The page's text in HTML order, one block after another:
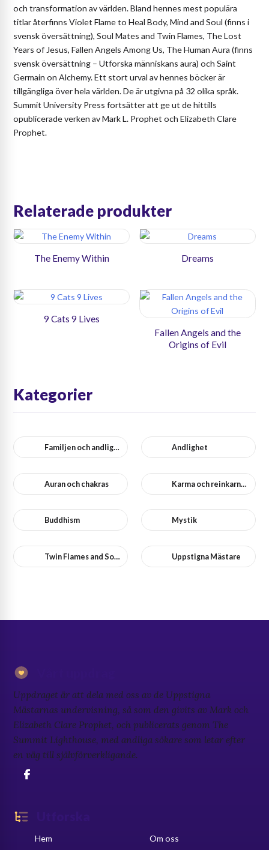
och transformation av världen. Bland hennes mest populära
titlar återfinns Violet Flame to Heal Body, Mind and Soul (finns i
svensk översättning), Soul Mates and Twin Flames, The Lost
Years of Jesus, Fallen Angels Among Us, The Human Aura (finns
svensk översättning – Utforska människans aura) och Saint
Germain on Alchemy. Ett stort urval av hennes böcker är
tillgängliga över hela världen. De är utgivna på 32 olika språk.
Summit University Press fortsätter att ge ut de hittills
opublicerade verken av Mark L. Prophet och Elizabeth Clare
Prophet.
Relaterade produkter
The Enemy Within Dreams
9 Cats 9 Lives
Fallen Angels and the
Origins of Evil
Kategorier
Familjen och andlighet Andlighet
Auran och chakras Karma och reinkarnation
Buddhism Mystik
Twin Flames and Soulmates Uppstigna Mästare
Uppdraget är att dela med oss av de Uppstigna
Mästarnas undervisning, så som den givits av Mark och
Elizabeth Clare Prophet, och publicerats genom The
Summit Lighthouse, med andliga sökare som letar efter
en väg till självförverkligande.
Hem
Om oss